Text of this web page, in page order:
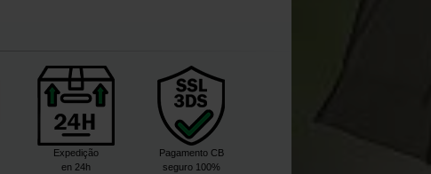
Expedição
en 24h
Pagamento CB
seguro 100%